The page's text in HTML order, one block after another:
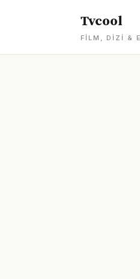
Tvcool
FILM, DIZI &